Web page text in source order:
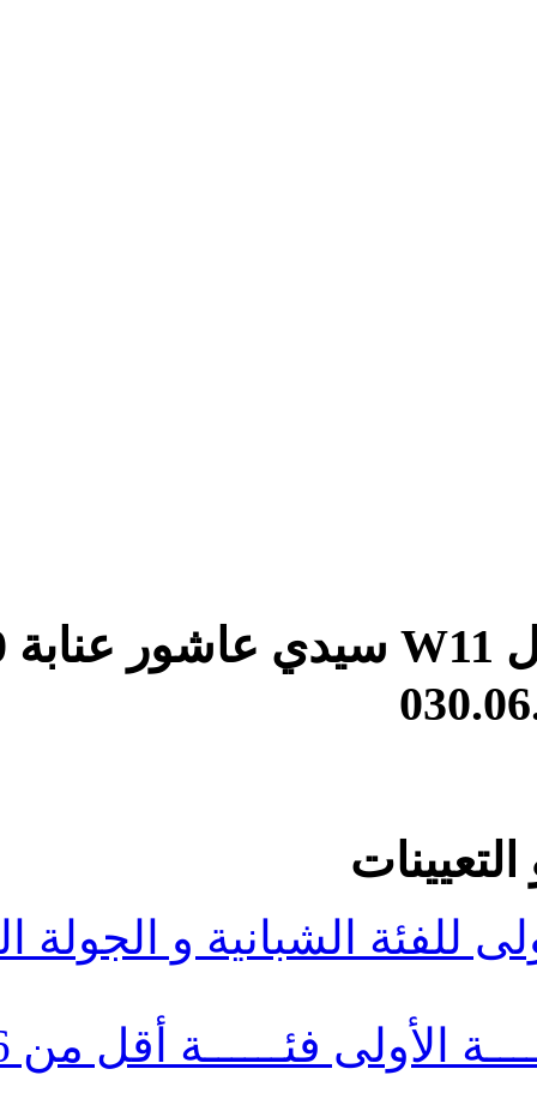
هام : عنوان المقر الجديد حي عدل W11 سيدي عاشور عنابة 23000
و الجولة الثالثة أكابر
برمجـــة الجولــــــــة الأولى فئــــــة أقل من 16 و 18